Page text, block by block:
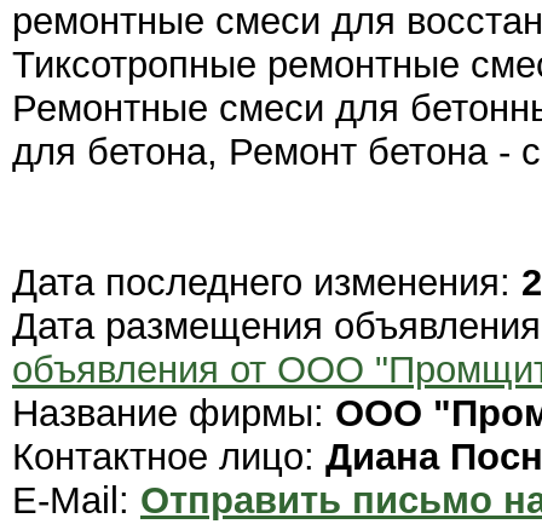
ремонтные смеси для
Тиксотропные ремонтные
Ремонтные смеси для
для бетона, Ремонт бетона -
Дата последнего изменения:
Дата размещения
объявления от ООО
Название фирмы: ООО
Контактное лицо: Диана
E-Mail: Отправить письмо